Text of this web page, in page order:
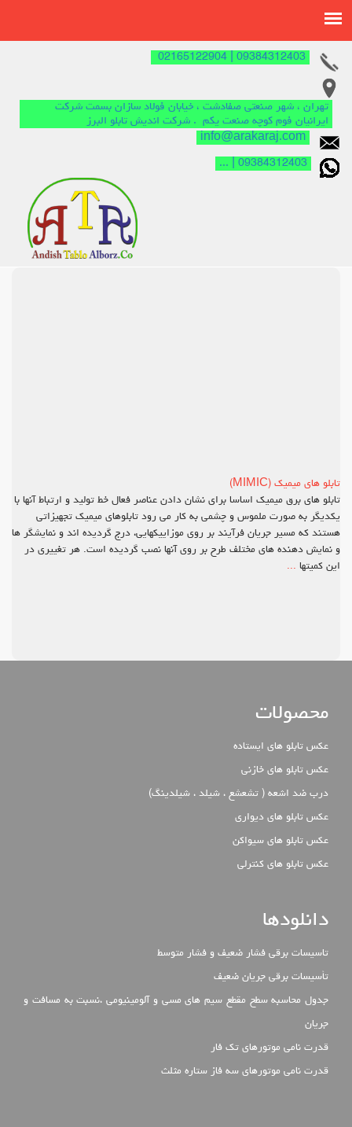
09384312403 | 02165122904
تهران ، شهر صنعتی صفادشت ، خیابان فولاد سازان بسمت شرکت
ایرانیان فوم کوچه صنعت یکم . شرکت اندیش تابلو البرز
info@arakaraj.com
09384312403 | ...
تابلو های میمیک (MIMIC)
تابلو های برق میمیک اساسا برای نشان دادن عناصر فعال خط تولید و ارتباط آنها با
یکدیگر به صورت ملموس و چشمی به کار می رود تابلوهای میمیک تجهیزاتی
هستند که مسیر جریان فرآیند بر روی موزاییکهایی، درج گردیده اند و نمایشگر ها
و نمایش دهنده های مختلف طرح بر روی آنها نصب گردیده است. هر تغییری در
این کمیتها ...
محصولات
عکس تابلو های ایستاده
عکس تابلو های خازنی
درب ضد اشعه ( تشعشع ، شیلد ، شیلدینگ)
عکس تابلو های دیواری
عکس تابلو های سیواکن
عکس تابلو های کنترلی
دانلودها
تاسیسات برقی فشار ضعیف و فشار متوسط
تأسیسات برقی جریان ضعیف
جدول محاسبه سطح مقطع سیم های مسی و آلومینیومی ،نسبت به مسافت و
جریان
قدرت نامی موتورهای تک فار
قدرت نامی موتورهای سه فاز ستاره مثلث